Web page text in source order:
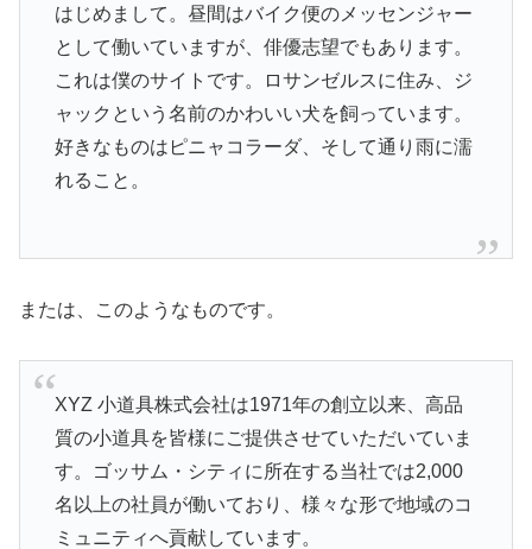
はじめまして。昼間はバイク便のメッセンジャー
として働いていますが、俳優志望でもあります。
これは僕のサイトです。ロサンゼルスに住み、ジ
ャックという名前のかわいい犬を飼っています。
好きなものはピニャコラーダ、そして通り雨に濡
れること。
または、このようなものです。
XYZ 小道具株式会社は1971年の創立以来、高品
質の小道具を皆様にご提供させていただいていま
す。ゴッサム・シティに所在する当社では2,000
名以上の社員が働いており、様々な形で地域のコ
ミュニティへ貢献しています。